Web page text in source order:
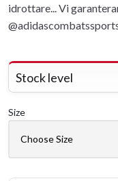
idrottare... Vi
Stock level
Size